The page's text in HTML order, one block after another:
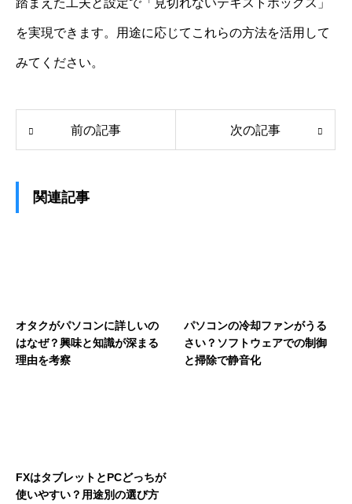
を実現できます。用途に応じてこれらの方法を活用して
みてください。
前の記事 次の記事
関連記事
オタクがパソコンに詳しいの
はなぜ？興味と知識が深まる
理由を考察
パソコンの冷却ファンがうる
さい？ソフトウェアでの制御
と掃除で静音化
FXはタブレットとPCどっちが
使いやすい？用途別の選び方